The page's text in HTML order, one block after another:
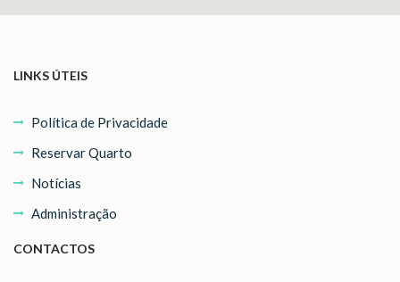
LINKS ÚTEIS
Política de Privacidade
Reservar Quarto
Notícias
Administração
CONTACTOS